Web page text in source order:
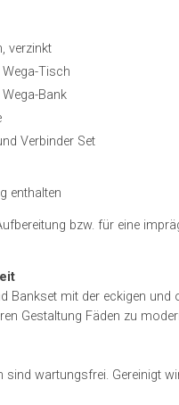
verzinkt
Tisch
Bank
Verbinder Set
enthalten
bzw. für eine
Bankset mit der eckigen
Gestaltung Fäden zu
sind wartungsfrei. Gereinigt